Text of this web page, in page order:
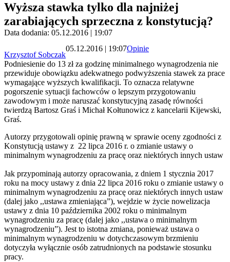
Wyższa stawka tylko dla najniżej
zarabiających sprzeczna z konstytucją?
Data dodania: 05.12.2016 | 19:07
Krzysztof Sobczak
05.12.2016 | 19:07Opinie
Podniesienie do 13 zł za godzinę minimalnego wynagrodzenia nie
przewiduje obowiązku adekwatnego podwyższenia stawek za prace
wymagające wyższych kwalifikacji. To oznacza relatywne
pogorszenie sytuacji fachowców o lepszym przygotowaniu
zawodowym i może naruszać konstytucyjną zasadę równości
twierdzą Bartosz Graś i Michał Kołtunowicz z kancelarii Kijewski,
Graś.
Autorzy przygotowali opinię prawną w sprawie oceny zgodności z
Konstytucją ustawy z 22 lipca 2016 r. o zmianie ustawy o
minimalnym wynagrodzeniu za pracę oraz niektórych innych ustaw
Jak przypominają autorzy opracowania, z dniem 1 stycznia 2017
roku na mocy ustawy z dnia 22 lipca 2016 roku o zmianie ustawy o
minimalnym wynagrodzeniu za pracę oraz niektórych innych ustaw
(dalej jako ,,ustawa zmieniająca”), wejdzie w życie nowelizacja
ustawy z dnia 10 października 2002 roku o minimalnym
wynagrodzeniu za pracę (dalej jako ,,ustawa o minimalnym
wynagrodzeniu”). Jest to istotna zmiana, ponieważ ustawa o
minimalnym wynagrodzeniu w dotychczasowym brzmieniu
dotyczyła wyłącznie osób zatrudnionych na podstawie stosunku
pracy.